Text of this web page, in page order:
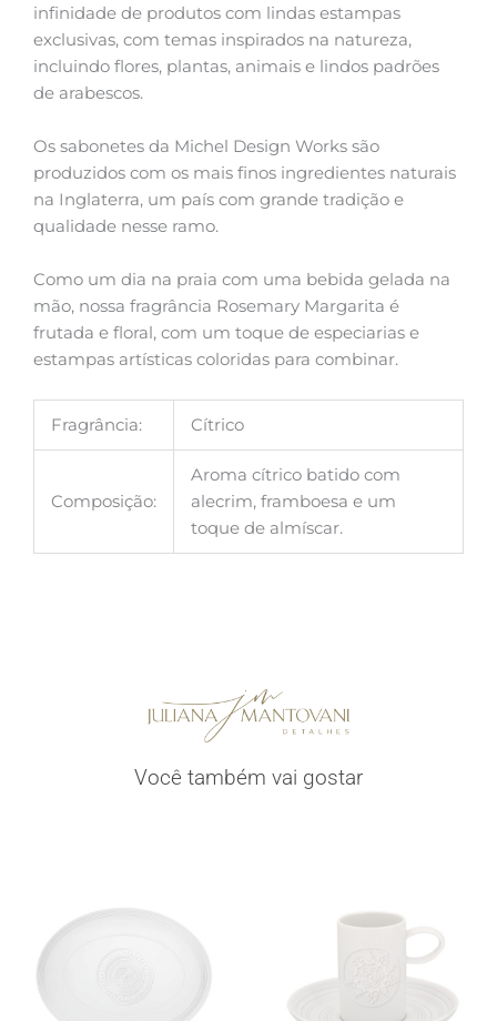
infinidade de produtos com lindas estampas
exclusivas, com temas inspirados na natureza,
incluindo flores, plantas, animais e lindos padrões
de arabescos.
Os sabonetes da Michel Design Works são
produzidos com os mais finos ingredientes naturais
na Inglaterra, um país com grande tradição e
qualidade nesse ramo.
Como um dia na praia com uma bebida gelada na
mão, nossa fragrância Rosemary Margarita é
frutada e floral, com um toque de especiarias e
estampas artísticas coloridas para combinar.
Fragrância: Cítrico
Composição:
Aroma cítrico batido com
alecrim, framboesa e um
toque de almíscar.
Você também vai gostar